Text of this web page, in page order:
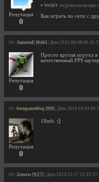
Репутация
0
• WeSkY подумал несколько
Как играть по сети с
От: AniminE [0|46] | Дата 2015-06-08
Репутация
0
Просто крутая игруха
качественный FPS шутер
От: leongameblog [0|8] | Дата 2014-04-01
Репутация
0
18mb.
От: Zetores [9|27] | Дата 2013-12-27 22:23:37